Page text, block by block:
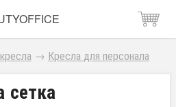
→ Кресла для персонала
сетка